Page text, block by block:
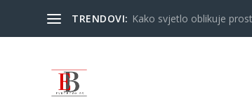
TRENDOVI: Kako svjetlo oblikuje